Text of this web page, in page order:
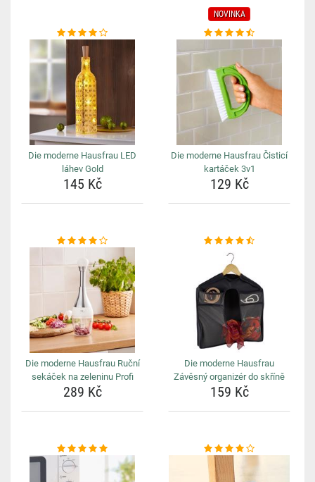
Die moderne Hausfrau LED
láhev Gold
145 Kč
NOVINKA
Die moderne Hausfrau Čisticí
kartáček 3v1
129 Kč
Die moderne Hausfrau Ruční
sekáček na zeleninu Profi
289 Kč
Die moderne Hausfrau
Závěsný organizér do skříně
159 Kč